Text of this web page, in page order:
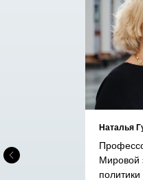
Наталья
Мировой